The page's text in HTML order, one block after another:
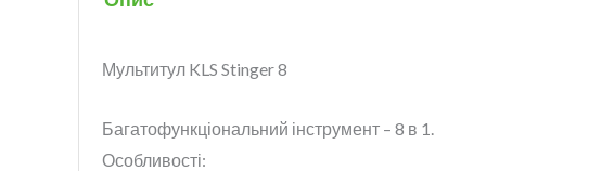
Мультитул KLS Stinger 8
Багатофункціональний інструмент – 8 в 1.
Особливості: